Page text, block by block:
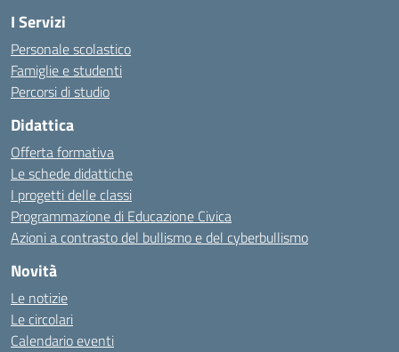
I Servizi
Personale scolastico
Famiglie e studenti
Percorsi di studio
Didattica
Offerta formativa
Le schede didattiche
I progetti delle classi
Programmazione di Educazione Civica
Azioni a contrasto del bullismo e del cyberbullismo
Novità
Le notizie
Le circolari
Calendario eventi